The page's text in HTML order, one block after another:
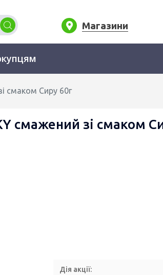
Магазини
смаком Сиру 60г
смажений зі смаком
Дія акції: